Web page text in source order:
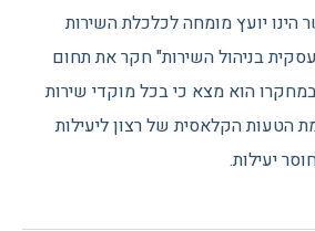
יועץ מומחה לכלכלת השירות
בניהול השירות" חקר את תחום
הוא מצא כי בכל מוקדי שירות
הטעות הקלאסית של רצון ליעילות
יעילות.